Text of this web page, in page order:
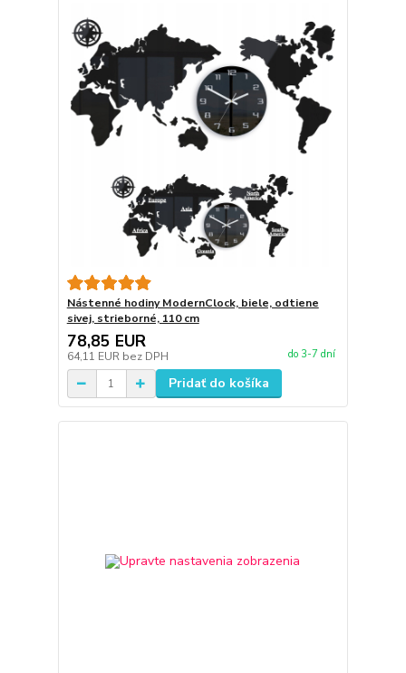
Nástenné hodiny ModernClock, biele, odtiene
sivej, strieborné, 110 cm
78,85 EUR
64,11 EUR bez DPH do 3-7 dní
Pridať do košíka